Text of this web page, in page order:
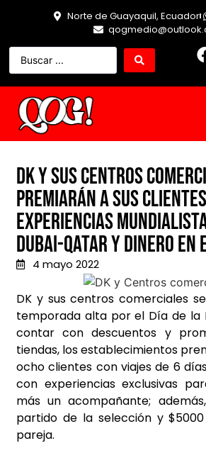
Norte de Guayaquil, Ecuador
DK y sus centros
premiarán a sus
experiencias
Dubai-Qatar y dinero en
4 mayo 2022
DK y sus centros comerciales
temporada alta por el Día de la
contar con descuentos y
tiendas, los establecimientos
ocho clientes con viajes de 6
con experiencias exclusivas
más un acompañante;
partido de la selección y
pareja.